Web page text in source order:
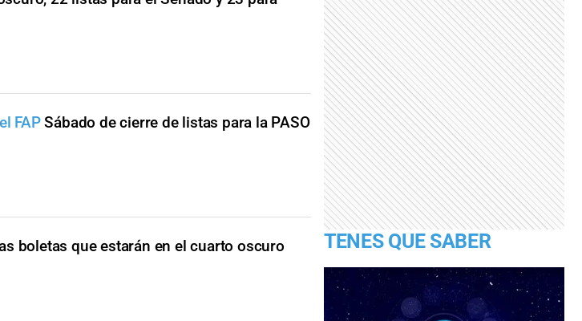
FAPSábado de cierre de listas para la PASO
boletas que estarán en el cuarto oscuro TENES QUE SABER